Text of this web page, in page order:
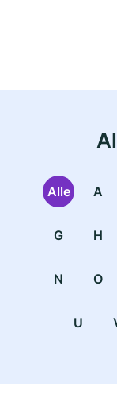
Alle A
G H
N O
U